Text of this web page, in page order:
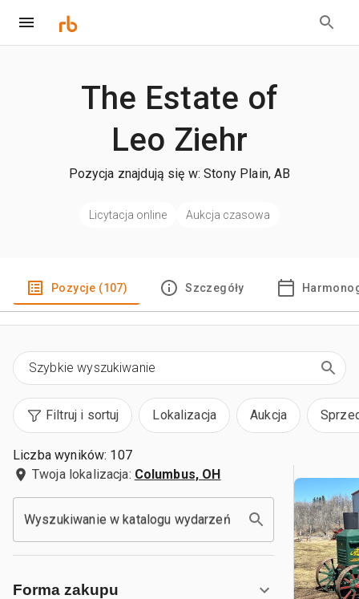
The Estate of
Leo Ziehr
Pozycja znajdują się w: Stony Plain, AB
Licytacja online Aukcja czasowa
Pozycje (107) Szczegóły
Filtruj i sortuj Lokalizacja Aukcja
Liczba wyników: 107
Twoja lokalizacja: Columbus, OH
Wyszukiwanie w katalogu wydarzeń
Forma zakupu